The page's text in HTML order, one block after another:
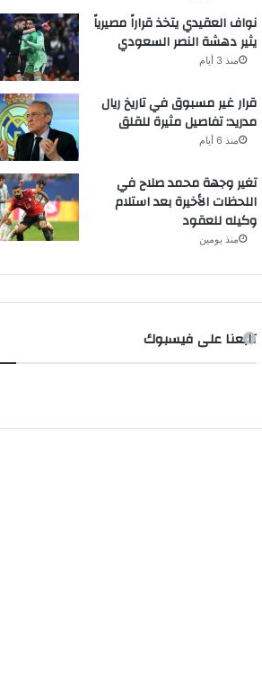
نواف العقيدي يتخذ قراراً مصيرياً
يثير دهشة النصر السعودي
منذ 3 أيام
قرار غير مسبوق في تاريخ ريال
مدريد: تفاصيل مثيرة للقلق
منذ 6 أيام
تغير وجهة محمد صلاح في
اللحظات الأخيرة بعد استلام
وكيله للعقود
منذ يومين
تابعنا على فيسبوك